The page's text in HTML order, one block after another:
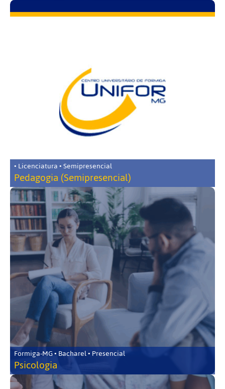
• Licenciatura • Semipresencial
Pedagogia (Semipresencial)
Formiga-MG • Bacharel • Presencial
Psicologia